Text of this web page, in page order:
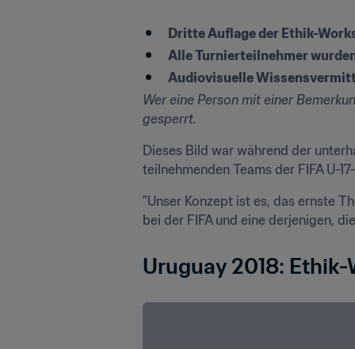
Dritte Auflage der Ethik-
Alle Turnierteilnehmer
Audiovisuelle
Wer eine Person mit einer
gesperrt.
Dieses Bild war während der
teilnehmenden Teams der FIFA U-
"Unser Konzept ist es, das ernste
bei der FIFA und eine derjenigen,
Uruguay 2018: